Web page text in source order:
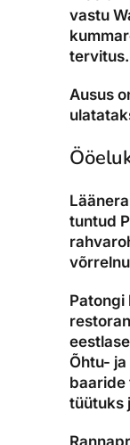
vastu
tervitus.
Ausus
tuntud
Patongi
Õhtu-
baaride
tüütuks